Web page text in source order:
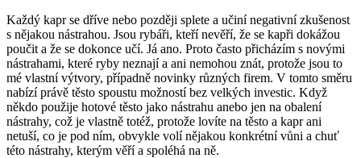
Každý kapr se dříve nebo později splete a učiní negativní zkušenost
s nějakou nástrahou. Jsou rybáři, kteří nevěří, že se kapři dokážou
poučit a že se dokonce učí. Já ano. Proto často přicházím s novými
nástrahami, které ryby neznají a ani nemohou znát, protože jsou to
mé vlastní výtvory, případně novinky různých firem. V tomto směru
nabízí právě těsto spoustu možností bez velkých investic. Když
někdo použije hotové těsto jako nástrahu anebo jen na obalení
nástrahy, což je vlastně totéž, protože lovíte na těsto a kapr ani
netuší, co je pod ním, obvykle volí nějakou konkrétní vůni a chuť
této nástrahy, kterým věří a spoléhá na ně.